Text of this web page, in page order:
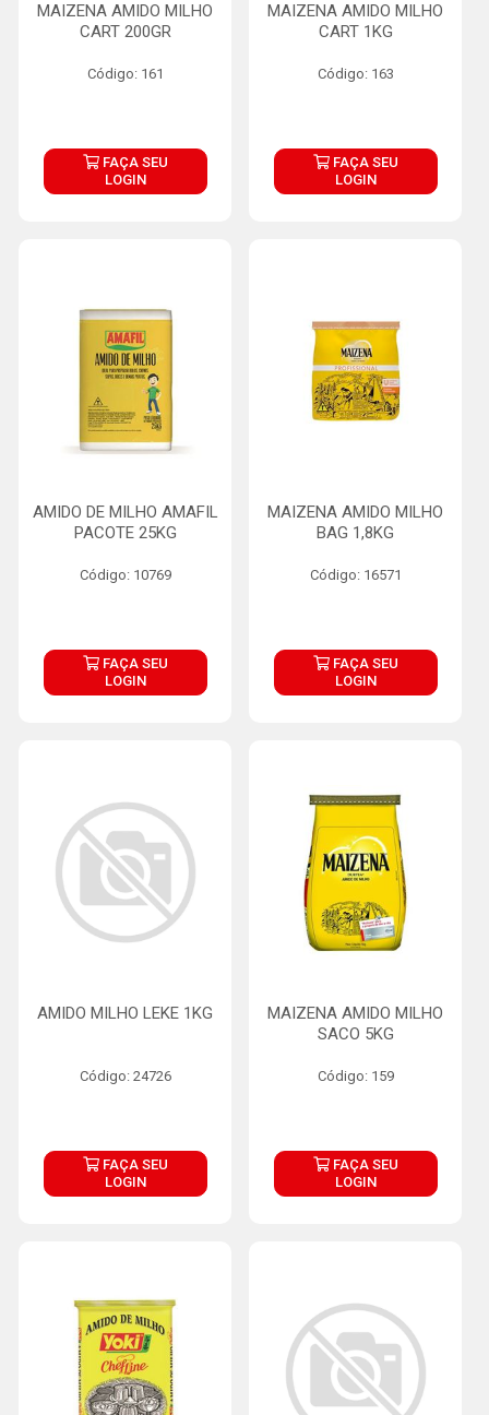
MAIZENA AMIDO MILHO
CART 200GR
Código: 161
FAÇA SEU
LOGIN
MAIZENA AMIDO MILHO
CART 1KG
Código: 163
FAÇA SEU
LOGIN
AMIDO DE MILHO AMAFIL
PACOTE 25KG
Código: 10769
FAÇA SEU
LOGIN
MAIZENA AMIDO MILHO
BAG 1,8KG
Código: 16571
FAÇA SEU
LOGIN
AMIDO MILHO LEKE 1KG
Código: 24726
FAÇA SEU
LOGIN
MAIZENA AMIDO MILHO
SACO 5KG
Código: 159
FAÇA SEU
LOGIN